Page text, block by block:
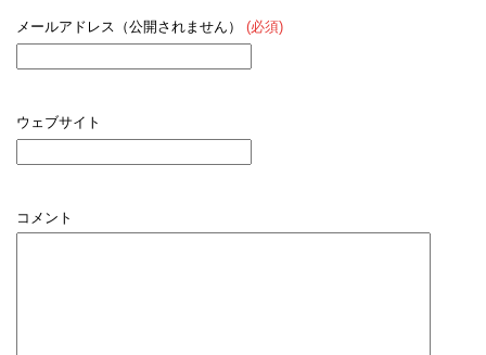
メールアドレス（公開されません） (必須)
ウェブサイト
コメント